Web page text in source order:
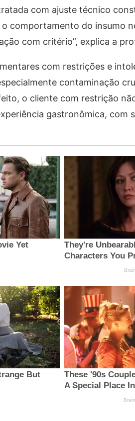
com ajuste técnico
comportamento do insumo
com critério”, explica a
com restrições e
contaminação
o cliente com restrição
gastronômica, com